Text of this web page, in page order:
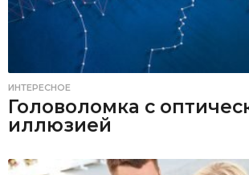
ИНТЕРЕСНОЕ
Головоломка с
иллюзией